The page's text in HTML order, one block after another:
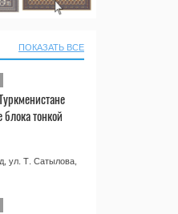
ПОКАЗАТЬ ВСЕ
тонкой
ул. Т. Сатылова,